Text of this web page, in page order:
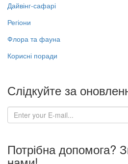
Дайвінг-сафарі
Регіони
Флора та фауна
Корисні поради
Слідкуйте за
Потрібна допомога?